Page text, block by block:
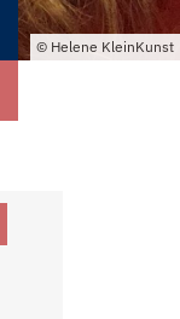
Helene KleinKunst